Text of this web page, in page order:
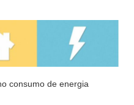
consumo de energia